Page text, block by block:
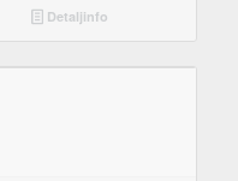
Detaljinfo